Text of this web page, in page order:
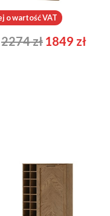
Cozy 10
2274zł 1849 zł
o wartość VAT